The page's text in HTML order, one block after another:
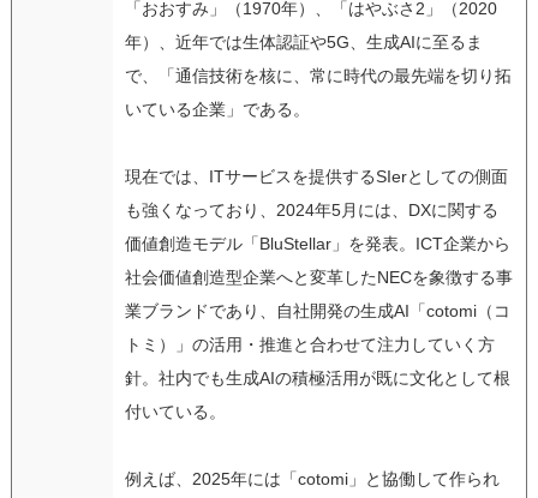
「おおすみ」（1970年）、「はやぶさ2」（2020
年）、近年では生体認証や5G、生成AIに至るま
で、「通信技術を核に、常に時代の最先端を切り拓
いている企業」である。
現在では、ITサービスを提供するSIerとしての側面
も強くなっており、2024年5月には、DXに関する
価値創造モデル「BluStellar」を発表。ICT企業から
社会価値創造型企業へと変革したNECを象徴する事
業ブランドであり、自社開発の生成AI「cotomi（コ
トミ）」の活用・推進と合わせて注力していく方
針。社内でも生成AIの積極活用が既に文化として根
付いている。
例えば、2025年には「cotomi」と協働して作られ